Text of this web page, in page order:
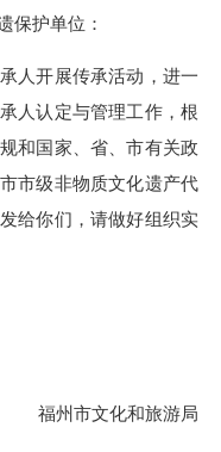
保护单位：
开展传承活动，进一
人认定与管理工作，根
和国家、省、市有关政
市级非物质文化遗产代
给你们，请做好组织实
福州市文化和旅游局